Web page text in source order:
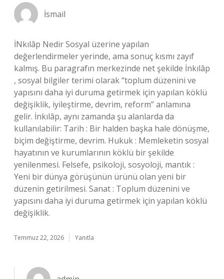
İsmail
İNkılâp Nedir Sosyal üzerine yapılan
değerlendirmeler yerinde, ama sonuç kısmı zayıf
kalmış. Bu paragrafın merkezinde net şekilde İnkılâp
, sosyal bilgiler terimi olarak “toplum düzenini ve
yapısını daha iyi duruma getirmek için yapılan köklü
değişiklik, iyileştirme, devrim, reform” anlamına
gelir. İnkılâp, aynı zamanda şu alanlarda da
kullanılabilir: Tarih : Bir halden başka hale dönüşme,
biçim değiştirme, devrim. Hukuk : Memleketin sosyal
hayatının ve kurumlarının köklü bir şekilde
yenilenmesi. Felsefe, psikoloji, sosyoloji, mantık :
Yeni bir dünya görüşünün ürünü olan yeni bir
düzenin getirilmesi. Sanat : Toplum düzenini ve
yapısını daha iyi duruma getirmek için yapılan köklü
değişiklik.
Temmuz 22, 2026 Yanıtla